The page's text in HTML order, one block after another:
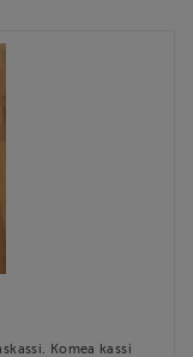
Komea kassi